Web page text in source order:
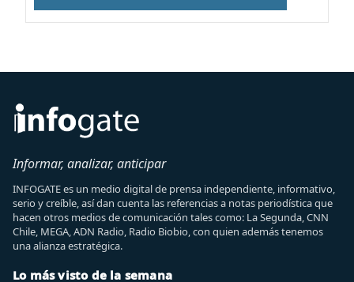
Informar, analizar, anticipar
INFOGATE es un medio digital de prensa independiente, informativo,
serio y creíble, así dan cuenta las referencias a notas periodística que
hacen otros medios de comunicación tales como: La Segunda, CNN
Chile, MEGA, ADN Radio, Radio Biobio, con quien además tenemos
una alianza estratégica.
Lo más visto de la semana